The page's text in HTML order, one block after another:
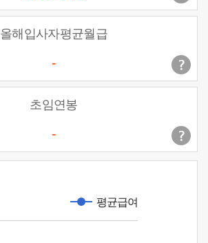
올해입사자평균월급
-
초임연봉
-
평균급여